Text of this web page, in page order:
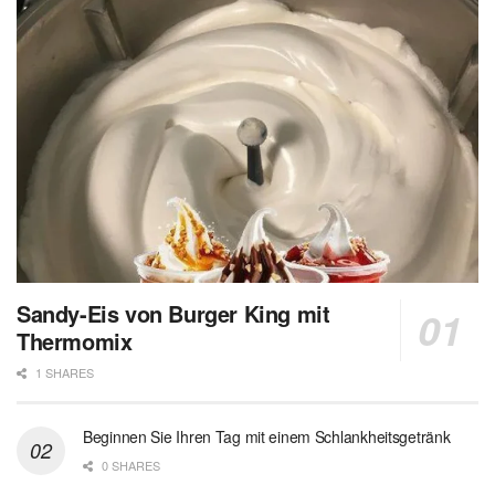
Sandy-Eis von Burger King mit
Thermomix
1 SHARES
Beginnen Sie Ihren Tag mit einem Schlankheitsgetränk
0 SHARES